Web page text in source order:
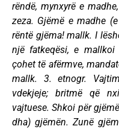
rëndë, mynxyrë e
zeza. Gjëmë e madhe
rëntë gjëma! mallk. I
një fatkeqësi, e
çohet të afërmve,
mallk. 3. etnogr.
vdekjeje; britmë që
vajtuese. Shkoi për
dha) gjëmën. Zunë